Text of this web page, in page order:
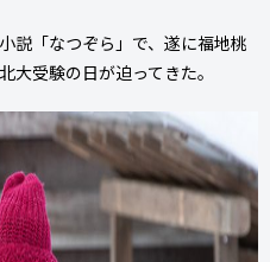
説「なつぞら」で、遂に福地桃
大受験の日が迫ってきた。